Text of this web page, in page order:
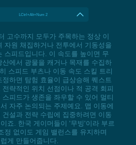
LCtrl+Alt+Num 2
고수까지 모두가 주목하는 정상 이
자원 채집하거나 전투에서 기동성을
스피드입니다. 이 속도를 높이면 무
에서 광물을 캐거나 목재를 수집하
스피드 부츠나 이동 속도 스킬 트리
하면 탐험 효율이 급상승해 퀘스트
략적인 위치 선점이나 적 공격 회피
피드가 생존을 좌우할 수 있어 멀티
자주 논의되는 주제예요. 맵 이동에
설과 전략 수립에 집중하려면 이동
죠. 한국 게이머들이 '무빙'이라 부르
정 없이도 게임 밸런스를 유지하며
게 만들어줍니다.